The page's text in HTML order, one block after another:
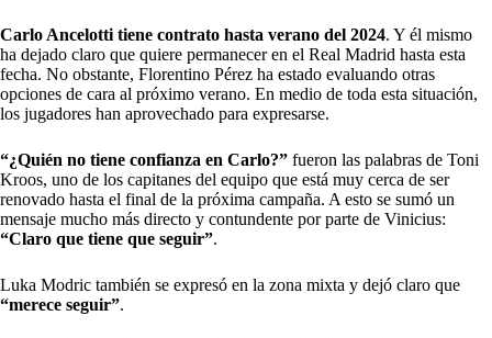
Carlo Ancelotti tiene contrato hasta verano del 2024. Y él mismo
ha dejado claro que quiere permanecer en el Real Madrid hasta esta
fecha. No obstante, Florentino Pérez ha estado evaluando otras
opciones de cara al próximo verano. En medio de toda esta situación,
los jugadores han aprovechado para expresarse.
“¿Quién no tiene confianza en Carlo?” fueron las palabras de Toni
Kroos, uno de los capitanes del equipo que está muy cerca de ser
renovado hasta el final de la próxima campaña. A esto se sumó un
mensaje mucho más directo y contundente por parte de Vinicius:
“Claro que tiene que seguir”.
Luka Modric también se expresó en la zona mixta y dejó claro que
“merece seguir”.